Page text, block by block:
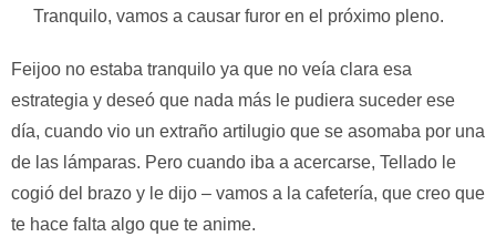
Tranquilo, vamos a causar furor en el próximo pleno.
Feijoo no estaba tranquilo ya que no veía clara esa
estrategia y deseó que nada más le pudiera suceder ese
día, cuando vio un extraño artilugio que se asomaba por una
de las lámparas. Pero cuando iba a acercarse, Tellado le
cogió del brazo y le dijo – vamos a la cafetería, que creo que
te hace falta algo que te anime.